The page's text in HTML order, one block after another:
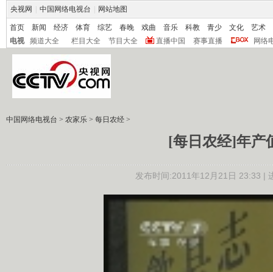
央视网 中国网络电视台 网站地图
首页 新闻 经济 体育 综艺 春晚 戏曲 音乐 科教 青少 文化
艺术
电视
频道大全 栏目大全 节目大全 直播中国 赛事直播 网络
中国网络电视台 > 农家乐 > 每日农经 >
[每日农经]年产
发布时间:2011年12月21日 23:33 |